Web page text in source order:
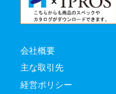
会社概要
主な取引先
経営ポリシー